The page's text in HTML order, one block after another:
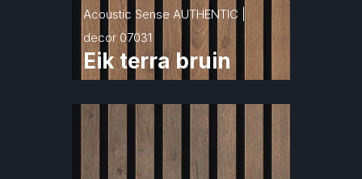
Acoustic Sense AUTHENTIC |
decor 07031
Eik terra bruin